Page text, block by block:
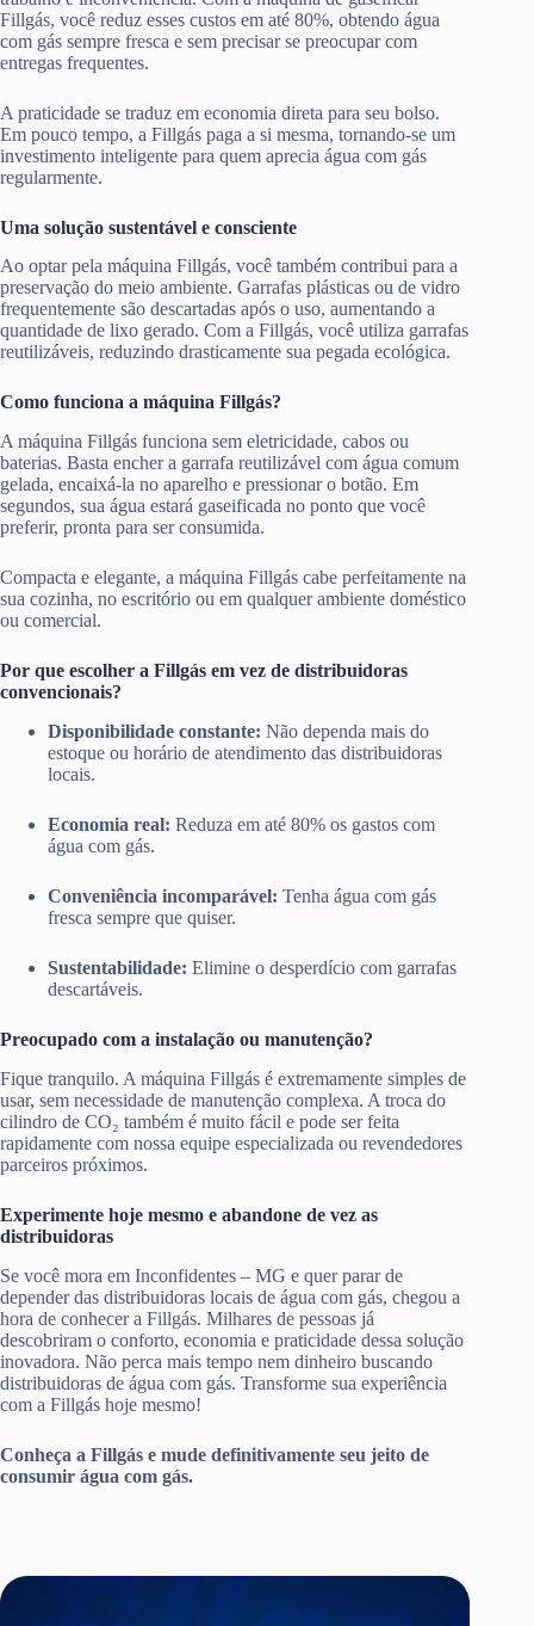
Fillgás, você reduz esses custos em até 80%, obtendo água
com gás sempre fresca e sem precisar se preocupar com
entregas frequentes.
A praticidade se traduz em economia direta para seu bolso.
Em pouco tempo, a Fillgás paga a si mesma, tornando-se um
investimento inteligente para quem aprecia água com gás
regularmente.
Uma solução sustentável e consciente
Ao optar pela máquina Fillgás, você também contribui para a
preservação do meio ambiente. Garrafas plásticas ou de vidro
frequentemente são descartadas após o uso, aumentando a
quantidade de lixo gerado. Com a Fillgás, você utiliza garrafas
reutilizáveis, reduzindo drasticamente sua pegada ecológica.
Como funciona a máquina Fillgás?
A máquina Fillgás funciona sem eletricidade, cabos ou
baterias. Basta encher a garrafa reutilizável com água comum
gelada, encaixá-la no aparelho e pressionar o botão. Em
segundos, sua água estará gaseificada no ponto que você
preferir, pronta para ser consumida.
Compacta e elegante, a máquina Fillgás cabe perfeitamente na
sua cozinha, no escritório ou em qualquer ambiente doméstico
ou comercial.
Por que escolher a Fillgás em vez de distribuidoras
convencionais?
Disponibilidade constante: Não dependa mais do
estoque ou horário de atendimento das distribuidoras
locais.
Economia real: Reduza em até 80% os gastos com
água com gás.
Conveniência incomparável: Tenha água com gás
fresca sempre que quiser.
Sustentabilidade: Elimine o desperdício com garrafas
descartáveis.
Preocupado com a instalação ou manutenção?
Fique tranquilo. A máquina Fillgás é extremamente simples de
usar, sem necessidade de manutenção complexa. A troca do
cilindro de CO₂ também é muito fácil e pode ser feita
rapidamente com nossa equipe especializada ou revendedores
parceiros próximos.
Experimente hoje mesmo e abandone de vez as
distribuidoras
Se você mora em Inconfidentes – MG e quer parar de
depender das distribuidoras locais de água com gás, chegou a
hora de conhecer a Fillgás. Milhares de pessoas já
descobriram o conforto, economia e praticidade dessa solução
inovadora. Não perca mais tempo nem dinheiro buscando
distribuidoras de água com gás. Transforme sua experiência
com a Fillgás hoje mesmo!
Conheça a Fillgás e mude definitivamente seu jeito de
consumir água com gás.